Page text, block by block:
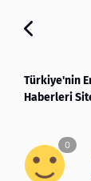
Türkiye'nin
Haberleri